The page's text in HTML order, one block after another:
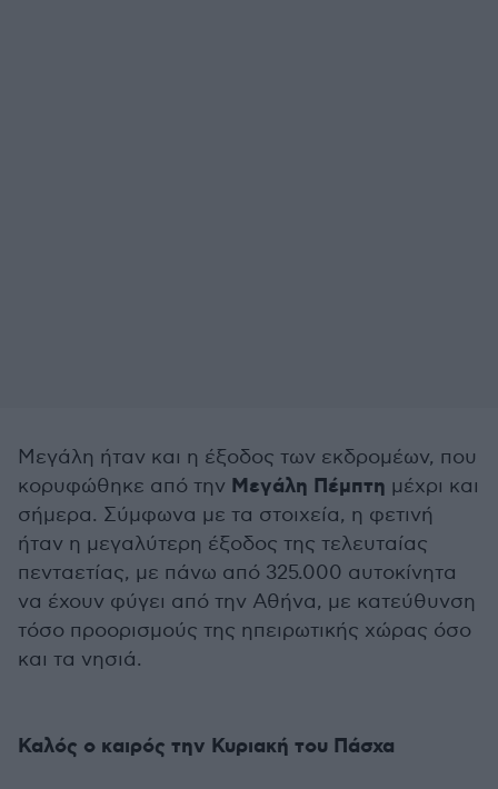
Μεγάλη ήταν και η έξοδος των εκδρομέων, που
κορυφώθηκε από την Μεγάλη Πέμπτη μέχρι και
σήμερα. Σύμφωνα με τα στοιχεία, η φετινή
ήταν η μεγαλύτερη έξοδος της τελευταίας
πενταετίας, με πάνω από 325.000 αυτοκίνητα
να έχουν φύγει από την Αθήνα, με κατεύθυνση
τόσο προορισμούς της ηπειρωτικής χώρας όσο
και τα νησιά.
Καλός ο καιρός την Κυριακή του Πάσχα